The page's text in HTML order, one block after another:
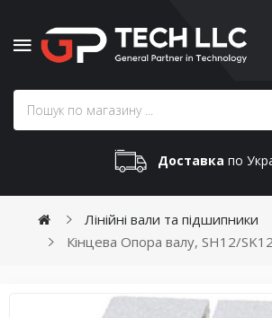
Доставка по
Лінійні вали та підшипники
Кінцева Опора валу, SH12/